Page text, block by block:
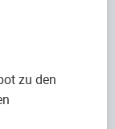
zu den